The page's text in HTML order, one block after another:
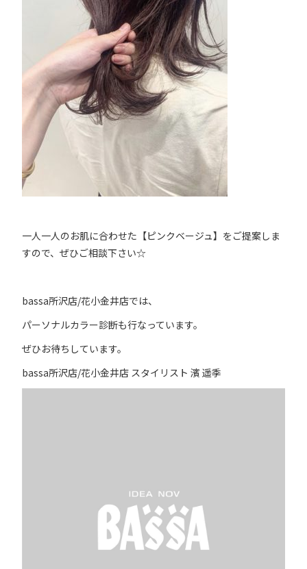
一人一人のお肌に合わせた【ピンクベージュ】をご提案しま
すので、ぜひご相談下さい☆
bassa所沢店/花小金井店では、
パーソナルカラー診断も行なっています。
ぜひお待ちしています。
bassa所沢店/花小金井店 スタイリスト 濱 遥季